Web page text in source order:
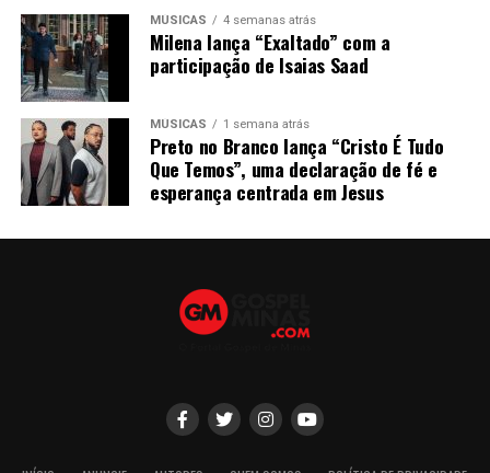
MÚSICAS 4 semanas atrás
Milena lança “Exaltado” com a
participação de Isaias Saad
MÚSICAS 1 semana atrás
Preto no Branco lança “Cristo É Tudo
Que Temos”, uma declaração de fé e
esperança centrada em Jesus